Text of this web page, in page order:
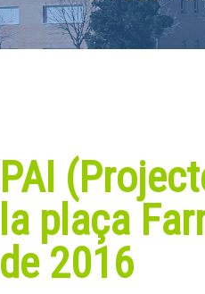
PAI
la plaça
de 2016